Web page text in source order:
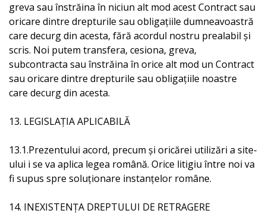
greva sau înstrăina în niciun alt mod acest Contract sau
oricare dintre drepturile sau obligaţiile dumneavoastră
care decurg din acesta, fără acordul nostru prealabil și
scris. Noi putem transfera, cesiona, greva,
subcontracta sau înstrăina în orice alt mod un Contract
sau oricare dintre drepturile sau obligaţiile noastre
care decurg din acesta.
13. LEGISLAȚIA APLICABILĂ
13.1.Prezentului acord, precum și oricărei utilizări a site-
ului i se va aplica legea română. Orice litigiu între noi va
fi supus spre soluționare instanțelor române.
14. INEXISTENȚA DREPTULUI DE RETRAGERE